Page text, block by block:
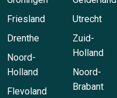
Friesland
Drenthe
Noord-
Holland
Flevoland
Utrecht
Zuid-
Holland
Noord-
Brabant